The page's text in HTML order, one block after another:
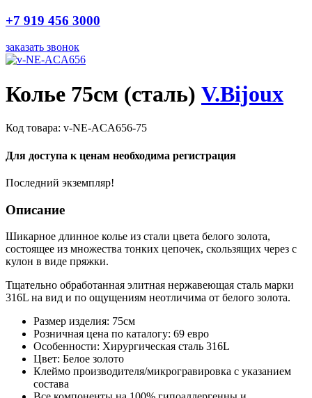
+7 919 456 3000
заказать звонок
Колье 75см (сталь) V.Bijoux
Код товара: v-NE-ACA656-75
Для доступа к ценам необходима регистрация
Последний экземпляр!
Описание
Шикарное длинное колье из стали цвета белого золота,
состоящее из множества тонких цепочек, скользящих через с
кулон в виде пряжки.
Тщательно обработанная элитная нержавеющая сталь марки
316L на вид и по ощущениям неотличима от белого золота.
Размер изделия: 75см
Розничная цена по каталогу: 69 евро
Особенности: Хирургическая сталь 316L
Цвет: Белое золото
Клеймо производителя/микрогравировка с указанием
состава